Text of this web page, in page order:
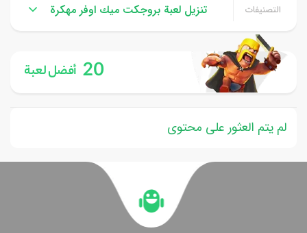
التصنيفات تنزيل لعبة بروجكت ميك اوفر مهكرة
20 أفضل لعبة
لم يتم العثور على محتوى